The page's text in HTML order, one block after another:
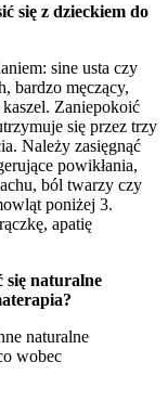
się z dzieckiem do
sine usta czy
bardzo męczący,
kaszel. Zaniepokoić
się przez trzy
Należy zasięgnąć
powikłania,
ból twarzy czy
poniżej 3.
apatię
się naturalne
naturalne
wobec